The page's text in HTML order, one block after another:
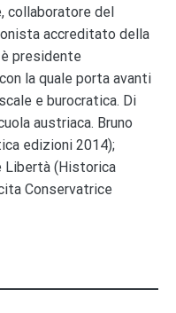
collaboratore del
accreditato della
è presidente
la quale porta avanti
e burocratica. Di
austriaca. Bruno
edizioni 2014);
Libertà (Historica
Conservatrice